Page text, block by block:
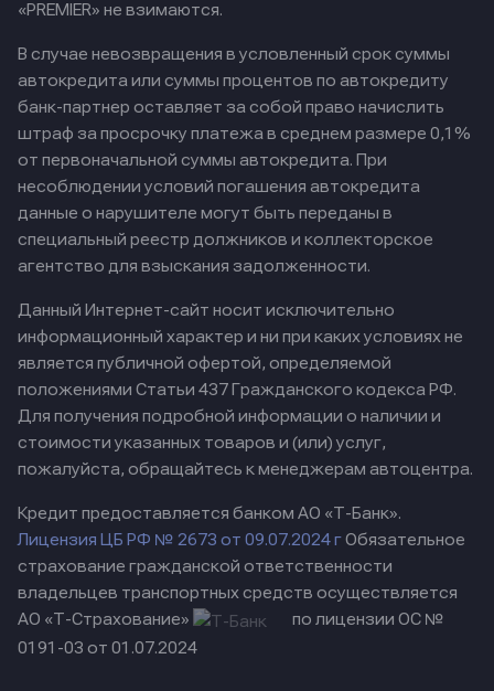
«PREMIER» не взимаются.
В случае невозвращения в условленный срок суммы
автокредита или суммы процентов по автокредиту
банк-партнер оставляет за собой право начислить
штраф за просрочку платежа в среднем размере 0,1%
от первоначальной суммы автокредита. При
несоблюдении условий погашения автокредита
данные о нарушителе могут быть переданы в
специальный реестр должников и коллекторское
агентство для взыскания задолженности.
Данный Интернет-сайт носит исключительно
информационный характер и ни при каких условиях не
является публичной офертой, определяемой
положениями Статьи 437 Гражданского кодекса РФ.
Для получения подробной информации о наличии и
стоимости указанных товаров и (или) услуг,
пожалуйста, обращайтесь к менеджерам автоцентра.
Кредит предоставляется банком АО «Т-Банк».
Лицензия ЦБ РФ № 2673 от 09.07.2024 гОбязательное
страхование гражданской ответственности
владельцев транспортных средств осуществляется
АО «Т-Страхование»
по лицензии ОС №
0191-03 от 01.07.2024